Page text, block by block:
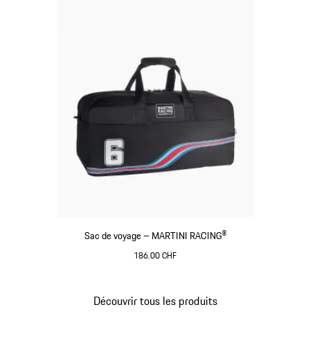
Sac de voyage – MARTINI RACING®
186.00 CHF
Découvrir tous les produits